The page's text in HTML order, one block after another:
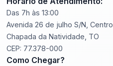
Das 7h às 13:00
Avenida 26 de julho S/N, Centro
Chapada da Natividade, TO
CEP: 77.378-000
Como Chegar?